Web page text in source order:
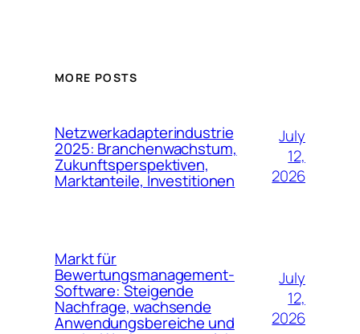
MORE POSTS
Netzwerkadapterindustrie
2025: Branchenwachstum,
Zukunftsperspektiven,
Marktanteile, Investitionen
July
12,
2026
Markt für
Bewertungsmanagement-
Software: Steigende
Nachfrage, wachsende
Anwendungsbereiche und
July
12,
2026